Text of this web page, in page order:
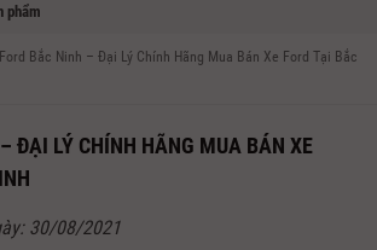
phẩm
Ford Bắc Ninh – Đại Lý Chính Hãng Mua Bán Xe Ford Tại Bắc
ĐẠI LÝ CHÍNH HÃNG MUA BÁN XE
30/08/2021